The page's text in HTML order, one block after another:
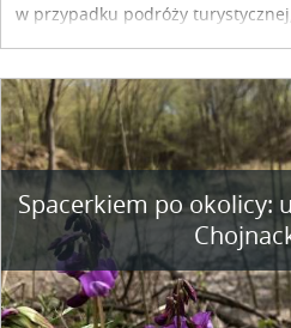
w przypadku podróży
współpracy reklamowej z
Spacerkiem po okolicy: